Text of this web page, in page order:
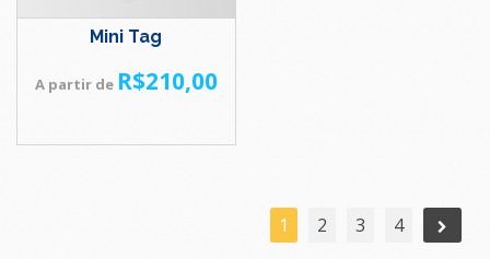
Mini Tag
A partir de R$210,00
1 2 3 4